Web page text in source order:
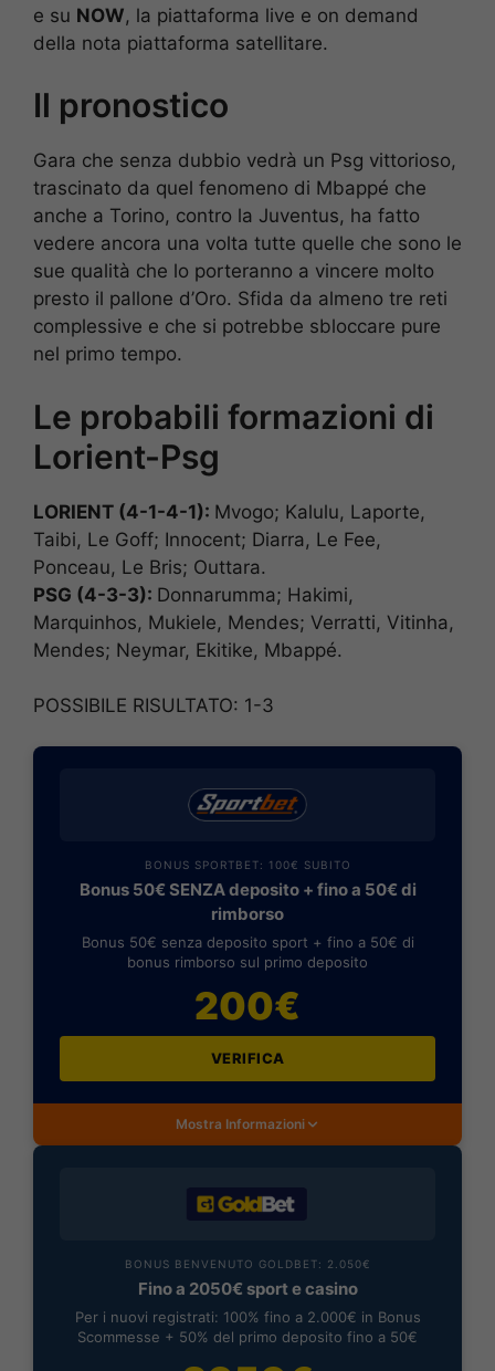
e su NOW, la piattaforma live e on demand
della nota piattaforma satellitare.
Il pronostico
Gara che senza dubbio vedrà un Psg vittorioso,
trascinato da quel fenomeno di Mbappé che
anche a Torino, contro la Juventus, ha fatto
vedere ancora una volta tutte quelle che sono le
sue qualità che lo porteranno a vincere molto
presto il pallone d’Oro. Sfida da almeno tre reti
complessive e che si potrebbe sbloccare pure
nel primo tempo.
Le probabili formazioni di
Lorient-Psg
LORIENT (4-1-4-1): Mvogo; Kalulu, Laporte,
Taibi, Le Goff; Innocent; Diarra, Le Fee,
Ponceau, Le Bris; Outtara.
PSG (4-3-3): Donnarumma; Hakimi,
Marquinhos, Mukiele, Mendes; Verratti, Vitinha,
Mendes; Neymar, Ekitike, Mbappé.
POSSIBILE RISULTATO: 1-3
BONUS SPORTBET: 100€ SUBITO
Bonus 50€ SENZA deposito + fino a 50€ di
rimborso
Bonus 50€ senza deposito sport + fino a 50€ di
bonus rimborso sul primo deposito
200€
VERIFICA
Mostra Informazioni
BONUS BENVENUTO GOLDBET: 2.050€
Fino a 2050€ sport e casino
Per i nuovi registrati: 100% fino a 2.000€ in Bonus
Scommesse + 50% del primo deposito fino a 50€